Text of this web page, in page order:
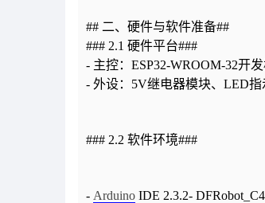
## 二、硬件与软件准备##
### 2.1 硬件平台###
- 主控：ESP32-WROOM-32开
- 外设：5V继电器模块、LED
### 2.2 软件环境###
- Arduino IDE 2.3.2-